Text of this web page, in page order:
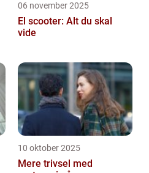
06 november 2025
El scooter: Alt du skal
vide
10 oktober 2025
Mere trivsel med